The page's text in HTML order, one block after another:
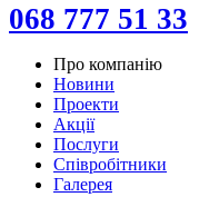
068 777 51 33
Про компанію
Новини
Проекти
Акції
Послуги
Співробітники
Галерея